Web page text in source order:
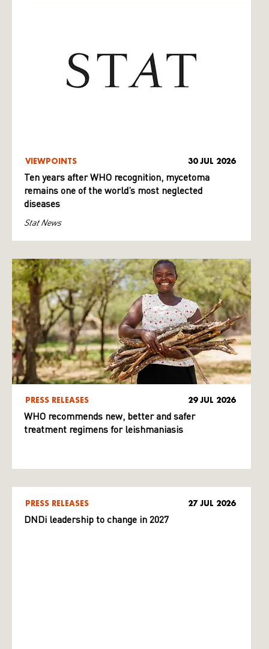
VIEWPOINTS 30 JUL 2026
Ten years after WHO recognition, mycetoma
remains one of the world’s most neglected
diseases
Stat News
PRESS RELEASES 29 JUL 2026
WHO recommends new, better and safer
treatment regimens for leishmaniasis
PRESS RELEASES 27 JUL 2026
DNDi leadership to change in 2027